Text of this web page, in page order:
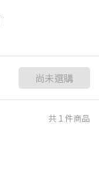
尚未選購
共 1 件商品